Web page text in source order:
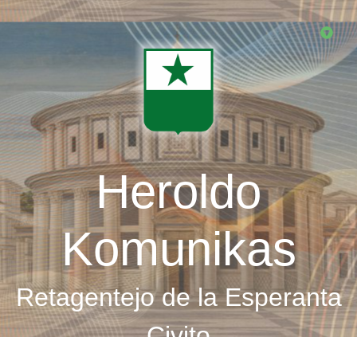
Skip
Heroldo
Komunikas
Retagentejo de la Esperanta